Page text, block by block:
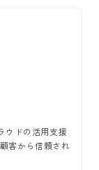
ウドの活用支援
客から信頼され